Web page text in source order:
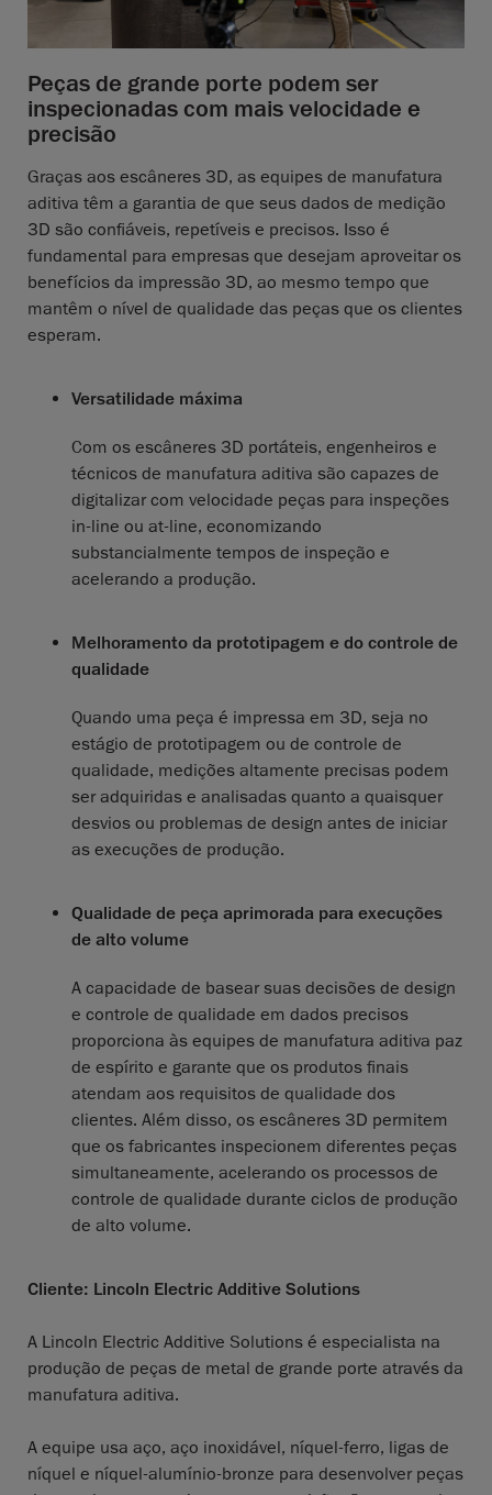
Peças de grande porte podem ser
inspecionadas com mais velocidade e
precisão
Graças aos escâneres 3D, as equipes de manufatura
aditiva têm a garantia de que seus dados de medição
3D são confiáveis, repetíveis e precisos. Isso é
fundamental para empresas que desejam aproveitar os
benefícios da impressão 3D, ao mesmo tempo que
mantêm o nível de qualidade das peças que os clientes
esperam.
Versatilidade máxima
Com os escâneres 3D portáteis, engenheiros e
técnicos de manufatura aditiva são capazes de
digitalizar com velocidade peças para inspeções
in-line ou at-line, economizando
substancialmente tempos de inspeção e
acelerando a produção.
Melhoramento da prototipagem e do controle de
qualidade
Quando uma peça é impressa em 3D, seja no
estágio de prototipagem ou de controle de
qualidade, medições altamente precisas podem
ser adquiridas e analisadas quanto a quaisquer
desvios ou problemas de design antes de iniciar
as execuções de produção.
Qualidade de peça aprimorada para execuções
de alto volume
A capacidade de basear suas decisões de design
e controle de qualidade em dados precisos
proporciona às equipes de manufatura aditiva paz
de espírito e garante que os produtos finais
atendam aos requisitos de qualidade dos
clientes. Além disso, os escâneres 3D permitem
que os fabricantes inspecionem diferentes peças
simultaneamente, acelerando os processos de
controle de qualidade durante ciclos de produção
de alto volume.
Cliente: Lincoln Electric Additive Solutions
A Lincoln Electric Additive Solutions é especialista na
produção de peças de metal de grande porte através da
manufatura aditiva.
A equipe usa aço, aço inoxidável, níquel-ferro, ligas de
níquel e níquel-alumínio-bronze para desenvolver peças